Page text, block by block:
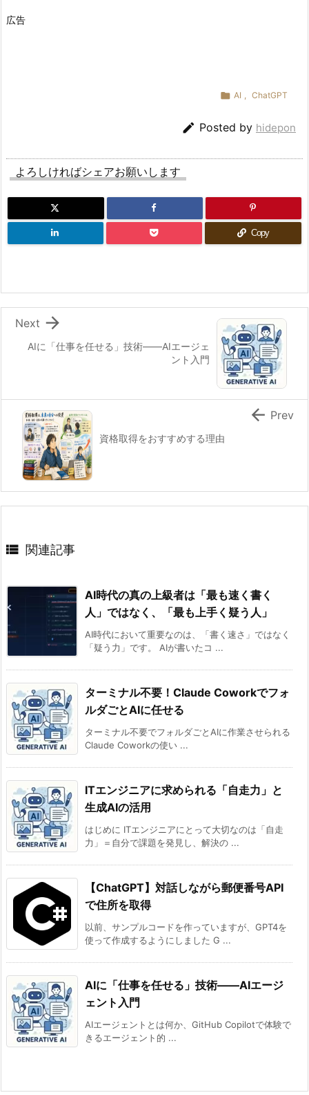
4.
た
め
の
プ
ト
活
用
と
め
広告
 AI ChatGPT
 Posted by hidepon
よろしければシェアお願いします
Copy
AIに「仕事を任せる」技術――AIエージェ
ント入門

Next
資格取得をおすすめする理由
 Prev
 関連記事
AI時代の真の上級者は「最も速く書く
人」ではなく、「最も上手く疑う人」
AI時代において重要なのは、「書く速さ」ではなく
「疑う力」です。 AIが書いたコ ...
ターミナル不要！Claude Coworkでフォ
ルダごとAIに任せる
ターミナル不要でフォルダごとAIに作業させられる
Claude Coworkの使い ...
ITエンジニアに求められる「自走力」と
生成AIの活用
はじめに ITエンジニアにとって大切なのは「自走
力」＝自分で課題を発見し、解決の ...
【ChatGPT】対話しながら郵便番号API
で住所を取得
以前、サンプルコードを作っていますが、GPT4を
使って作成するようにしました G ...
AIに「仕事を任せる」技術――AIエージ
ェント入門
AIエージェントとは何か、GitHub Copilotで体験で
きるエージェント的 ...